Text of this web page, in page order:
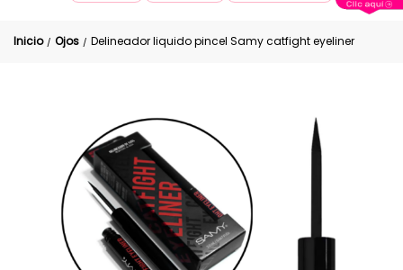
Inicio / Ojos / Delineador liquido pincel Samy catfight eyeliner